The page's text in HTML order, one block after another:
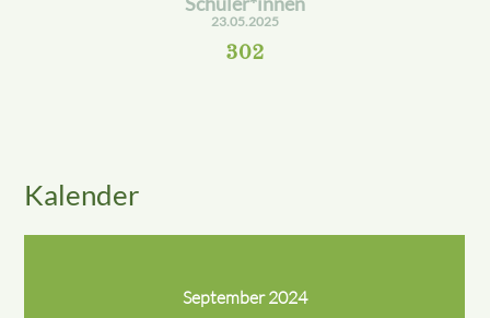
23.05.2025
302
Kalender
September 2024